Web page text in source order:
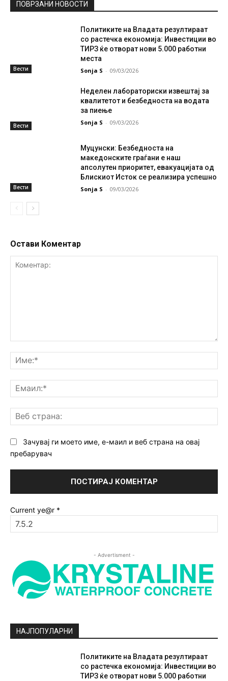
ПОВРЗАНИ НОВОСТИ
Вести
Политиките на Владата резултираат
со растечка економија: Инвестиции во
ТИРЗ ќе отворат нови 5.000 работни
места
Sonja S - 09/03/2026
Вести
Неделен лабораториски извештај за
квалитетот и безбедноста на водата
за пиење
Sonja S - 09/03/2026
Вести
Муцунски: Безбедноста на
македонските граѓани е наш
апсолутен приоритет, евакуацијата од
Блискиот Исток се реализира успешно
Sonja S - 09/03/2026
Остави Коментар
Зачувај ги моето име, е-маил и веб страна на овај
пребарувач
Current ye@r *
- Advertisment -
НАЈПОПУЛАРНИ
Политиките на Владата резултираат
со растечка економија: Инвестиции во
ТИРЗ ќе отворат нови 5.000 работни